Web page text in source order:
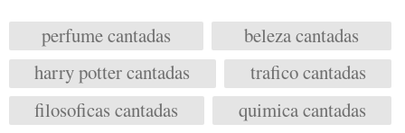
perfume cantadas
beleza cantadas
harry potter cantadas
trafico cantadas
filosoficas cantadas
quimica cantadas